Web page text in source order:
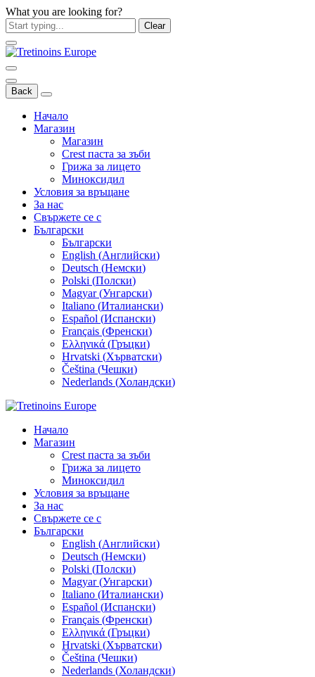
What you are looking for?
Clear
Back
Начало
Магазин
Магазин
Crest паста за зъби
Грижа за лицето
Миноксидил
Условия за връщане
За нас
Свържете се с
Български
Български
English (Английски)
Deutsch (Немски)
Polski (Полски)
Magyar(Унгарски)
Italiano (Италиански)
Español (Испански)
Français (Френски)
Ελληνικά (Гръцки)
Hrvatski (Хърватски)
Čeština (Чешки)
Nederlands (Холандски)
Начало
Магазин
Crest паста за зъби
Грижа за лицето
Миноксидил
Условия за връщане
За нас
Свържете се с
Български
English (Английски)
Deutsch (Немски)
Polski (Полски)
Magyar(Унгарски)
Italiano (Италиански)
Español (Испански)
Français (Френски)
Ελληνικά (Гръцки)
Hrvatski (Хърватски)
Čeština (Чешки)
Nederlands (Холандски)